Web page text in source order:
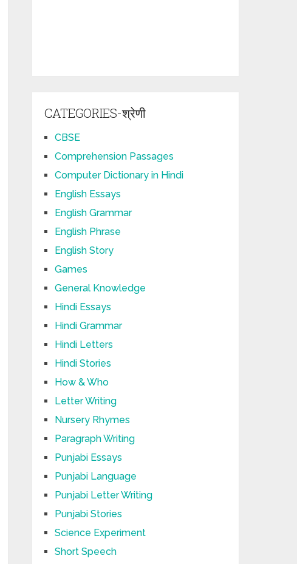
CATEGORIES-श्रेणी
CBSE
Comprehension Passages
Computer Dictionary in Hindi
English Essays
English Grammar
English Phrase
English Story
Games
General Knowledge
Hindi Essays
Hindi Grammar
Hindi Letters
Hindi Stories
How & Who
Letter Writing
Nursery Rhymes
Paragraph Writing
Punjabi Essays
Punjabi Language
Punjabi Letter Writing
Punjabi Stories
Science Experiment
Short Speech